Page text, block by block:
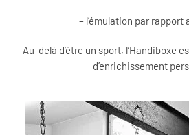
– l’émulation par rapport
Au-delà d’être un sport, l’Handiboxe
d’enrichissement